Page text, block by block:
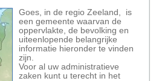
Goes, in de regio Zeeland, is
een gemeente waarvan de
oppervlakte, de bevolking en
uiteenlopende belangrijke
informatie hieronder te vinden
zijn.
Voor al uw administratieve
zaken kunt u terecht in het